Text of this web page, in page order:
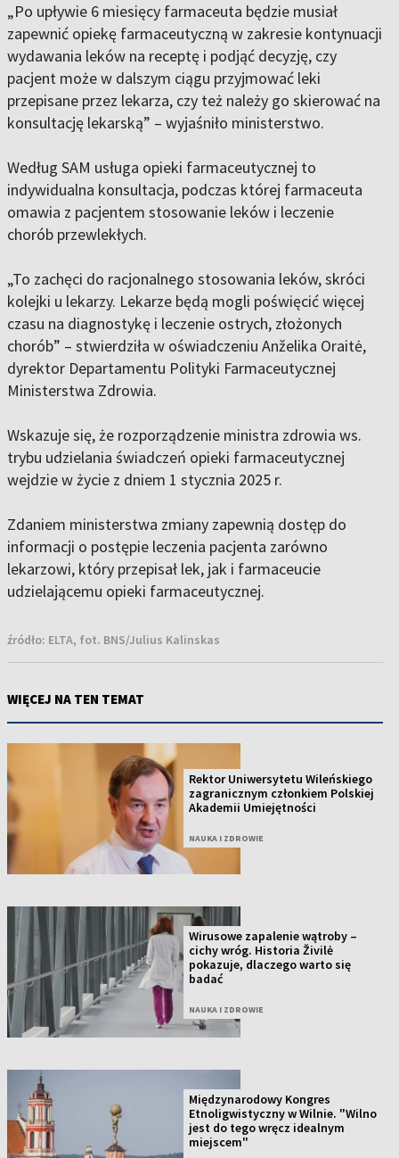
„Po upływie 6 miesięcy farmaceuta będzie musiał
zapewnić opiekę farmaceutyczną w zakresie kontynuacji
wydawania leków na receptę i podjąć decyzję, czy
pacjent może w dalszym ciągu przyjmować leki
przepisane przez lekarza, czy też należy go skierować na
konsultację lekarską” – wyjaśniło ministerstwo.
Według SAM usługa opieki farmaceutycznej to
indywidualna konsultacja, podczas której farmaceuta
omawia z pacjentem stosowanie leków i leczenie
chorób przewlekłych.
„To zachęci do racjonalnego stosowania leków, skróci
kolejki u lekarzy. Lekarze będą mogli poświęcić więcej
czasu na diagnostykę i leczenie ostrych, złożonych
chorób” – stwierdziła w oświadczeniu Anželika Oraitė,
dyrektor Departamentu Polityki Farmaceutycznej
Ministerstwa Zdrowia.
Wskazuje się, że rozporządzenie ministra zdrowia ws.
trybu udzielania świadczeń opieki farmaceutycznej
wejdzie w życie z dniem 1 stycznia 2025 r.
Zdaniem ministerstwa zmiany zapewnią dostęp do
informacji o postępie leczenia pacjenta zarówno
lekarzowi, który przepisał lek, jak i farmaceucie
udzielającemu opieki farmaceutycznej.
źródło: ELTA, fot. BNS/Julius Kalinskas
WIĘCEJ NA TEN TEMAT
Rektor Uniwersytetu Wileńskiego
zagranicznym członkiem Polskiej
Akademii Umiejętności
NAUKA I ZDROWIE
Wirusowe zapalenie wątroby –
cichy wróg. Historia Živilė
pokazuje, dlaczego warto się
badać
NAUKA I ZDROWIE
Międzynarodowy Kongres
Etnoligwistyczny w Wilnie. "Wilno
jest do tego wręcz idealnym
miejscem"